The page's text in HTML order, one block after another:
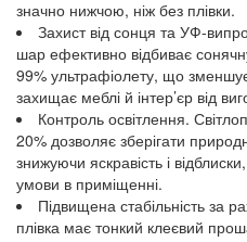
значно нижчою, ніж без плівки.
Захист від сонця та УФ-
шар ефективно відбиває
99% ультрафіолету, що
захищає меблі й інтер’єр від
Контроль освітлення.
20% дозволяє зберігати
знижуючи яскравість і
умови в приміщенні.
Підвищена стабільність за
плівка має тонкий клеєвий